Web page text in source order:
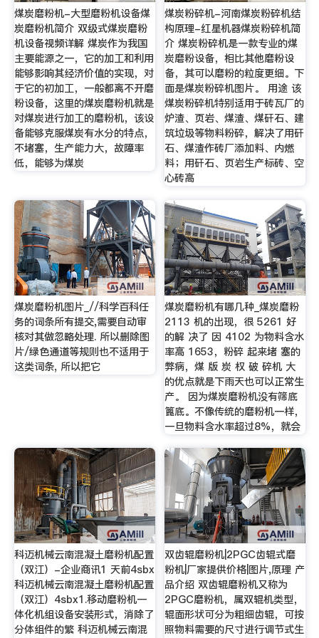
煤炭磨粉机-大型磨粉机设备煤
炭磨粉机简介 双级式煤炭磨粉
机设备视频详解 煤炭作为我国
主要能源之一，它的加工和利用
能够影响其经济价值的实现，对
于它的初加工，一般都离不开磨
粉设备，这里的煤炭磨粉机就是
对煤炭进行加工的磨粉机，该设
备能够克服煤炭有水分的特点，
不堵塞，生产能力大，故障率
低，能够为煤炭
煤炭粉碎机-河南煤炭粉碎机结
构原理-红星机器煤炭粉碎机简
介 煤炭粉碎机是一款专业的煤
炭磨粉设备，相比其他磨粉设
备，其可以磨粉的粒度更细。下
面是煤炭粉碎机图片。 用途 该
煤炭粉碎机特别适用于砖瓦厂的
炉渣、页岩、煤渣、煤矸石、建
筑垃圾等物料粉碎，解决了用矸
石、煤渣作砖厂添加料、内燃
料；用矸石、页岩生产标砖、空
心砖高
煤炭磨粉机图片_//科学百科任
务的词条所有提交,需要自动审
核对其做忽略处理. 所以删除图
片/绿色通道等规则也不适用于
这类词条, 所以把它
煤炭磨粉机有哪几种_煤炭磨粉
2113 机的出现，很 5261 好
的解 决了 因 4102 为物料含水
率高 1653，粉碎 起来堵 塞的
弊病，煤 版 炭 权 破 碎机 大
的优点就是下雨天也可以正常生
产。 因为煤炭磨粉机没有筛底
篦底。不像传统的磨粉机一样，
一旦物料含水率超过8%，就会
科迈机械云南混凝土磨粉机配置
（双江）-企业商讯1 天前4sbx
科迈机械云南混凝土磨粉机配置
（双江）4sbx1.移动磨粉机一
体化机组设备安装形式，消除了
分体组件的繁 科迈机械云南混
双齿辊磨粉机|2PGC齿辊式磨
粉机|厂家提供价格|图片,原理 产
品介绍 双齿辊磨粉机又称为
2PGC磨粉机，属双辊机类型，
辊面形状可分为粗细齿辊，可按
照物料需要的尺寸进行调节式生